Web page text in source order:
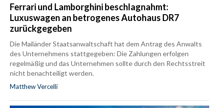
Ferrari und Lamborghini beschlagnahmt:
Luxuswagen an betrogenes Autohaus DR7
zurückgegeben
Die Mailänder Staatsanwaltschaft hat dem Antrag des Anwalts
des Unternehmens stattgegeben: Die Zahlungen erfolgen
regelmäßig und das Unternehmen sollte durch den Rechtsstreit
nicht benachteiligt werden.
Matthew Vercelli